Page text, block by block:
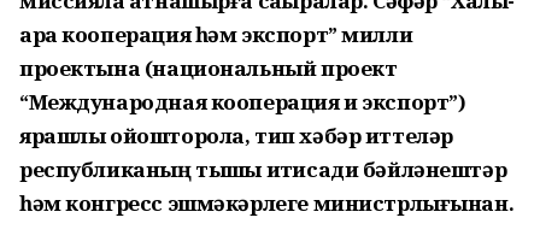
ара кооперация һәм экспорт” милли
проектына (национальный проект
“Международная кооперация и экспорт”)
ярашлы ойошторола, тип хәбәр иттеләр
республиканың тышҡы иҡтисади бәйләнештәр
һәм конгресс эшмәкәрлеге министрлығынан.